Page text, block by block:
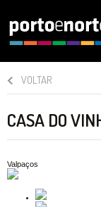
VOLTAR
CASA DO
Valpaços